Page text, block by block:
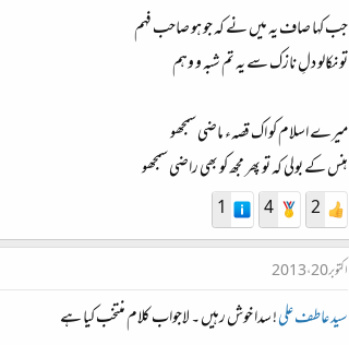
جب کہا صاف یہ میں نے کہ جو ہو صاحب فہم
تو نکالو دلِ نازک سے یہ تم شبہ و وہم
میرے اسلام کو اک قصہء ماضی سمجھو
ہنس کے بولی کہ تو پھر مجھ کو بھی راضی سمجھو
2
4
1
اکتوبر 20، 2013
سید عاطف علی! سدا خوش رہیں ۔ لاجواب کلام منتخب کیا ہے